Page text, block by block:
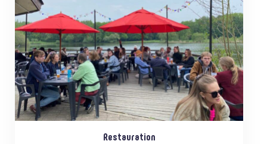
Restauration